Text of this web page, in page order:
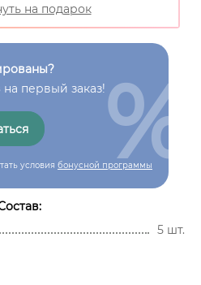
на подарок
на первый заказ!
условия бонусной программы
%
5 шт.